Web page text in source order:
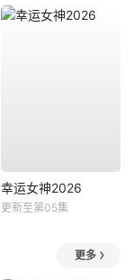
幸运女神2026
更新至第05集
更多